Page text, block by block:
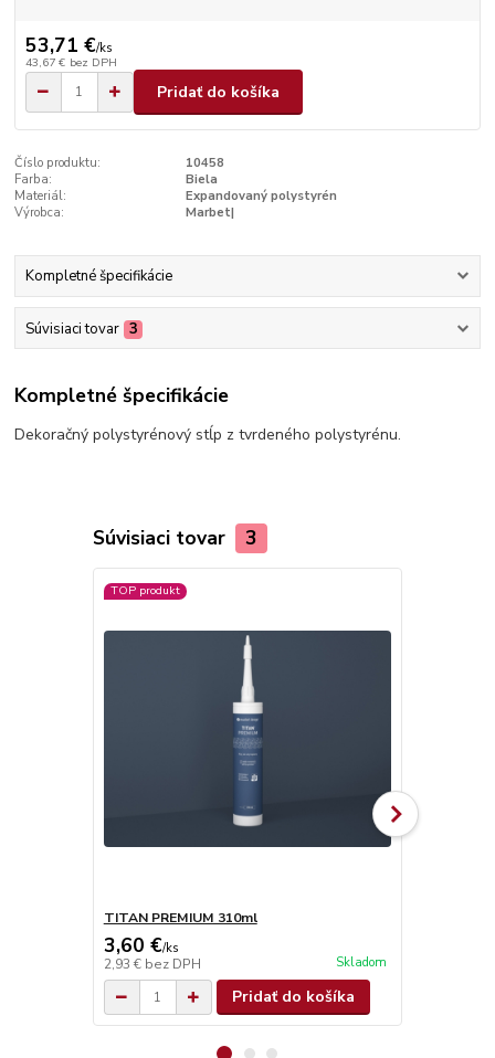
53,71 €/ks
43,67 € bez DPH
Pridať do košíka
Číslo produktu:
10458
Farba:
Biela
Materiál:
Expandovaný polystyrén
Výrobca:
Marbet|
Kompletné špecifikácie
Súvisiaci tovar 3
Kompletné špecifikácie
Dekoračný polystyrénový stĺp z tvrdeného polystyrénu.
Súvisiaci tovar 3
TOP produkt
TITAN PREMIUM 310ml
3,60 €/ks
2,93 € bez DPH Skladom
Pridať do košíka